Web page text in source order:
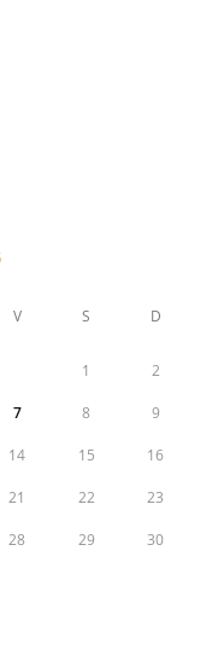
V S D
1 2
7 8 9
14 15 16
21 22 23
28 29 30